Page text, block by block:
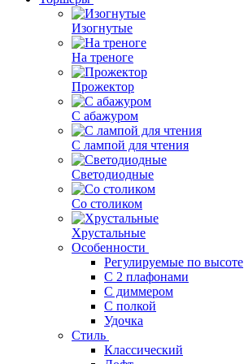
Изогнутые
На треноге
Прожектор
С абажуром
С лампой для чтения
Светодиодные
Со столиком
Хрустальные
Особенности
Регулируемые по высоте
С 2 плафонами
С диммером
С полкой
Удочка
Стиль
Классический